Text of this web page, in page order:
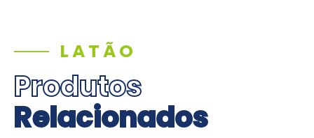
LATÃO
Produtos
Relacionados